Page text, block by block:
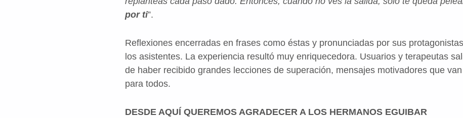
por ti”.
Reflexiones encerradas en frases como éstas y pronunciadas por sus
los asistentes. La experiencia resultó muy enriquecedora. Usuarios y terapeutas
de haber recibido grandes lecciones de superación, mensajes motivadores que
para todos.
DESDE AQUÍ QUEREMOS AGRADECER A LOS HERMANOS EGUIBAR